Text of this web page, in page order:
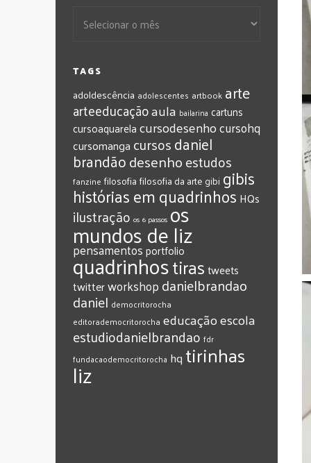
TAGS
adoldescência adolescentes artbook arte
arteeducaçãoaula bailarina cartuns
cursoaquarelacursodesenhocursohq
cursomanga cursosdaniel
brandãodesenhoestudos
fanzine filosofia filosofia da arte gibi gibis
histórias em quadrinhos HQs
ilustração os 6 passos os
mundos de liz
pensamentosportfolio
quadrinhostirastweets
twitterworkshop‎danielbrandao‬
‎daniel‬ ‎democritorocha
‎editorademocritorocha ‎educação‎escola
‎estudiodanielbrandao ‎fdr
‎fundacaodemocritorocha ‎hq ‎tirinhas
‪‎liz